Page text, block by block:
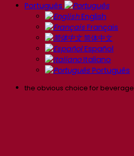
Português
English
Français
简体中文
Español
Italiano
Português
the obvious choice for beverage